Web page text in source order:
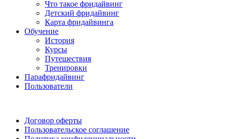
Что такое фридайвинг
Детский фридайвинг
Карта фридайвинга
Обучение
История
Курсы
Путешествия
Тренировки
Парафридайвинг
Пользователи
Договор оферты
Пользовательское соглашение